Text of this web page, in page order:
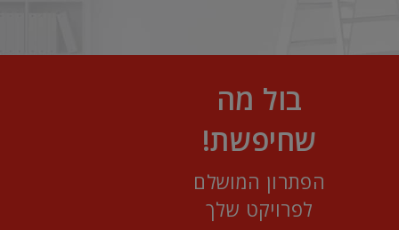
בול מה
שחיפשת!
הפתרון המושלם
לפרויקט שלך